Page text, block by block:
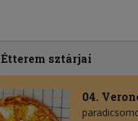
Étterem sztárjai
04.